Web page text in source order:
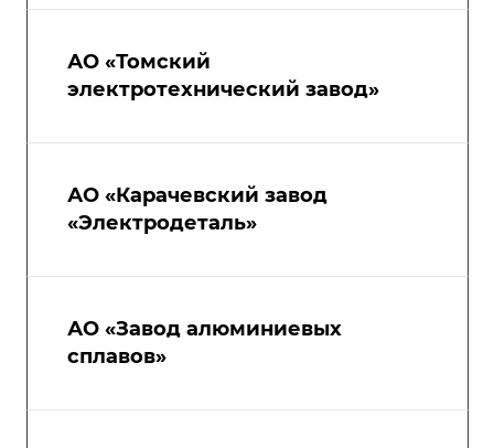
АО «Томский
электротехнический завод»
АО «Карачевский завод
«Электродеталь»
АО «Завод алюминиевых
сплавов»